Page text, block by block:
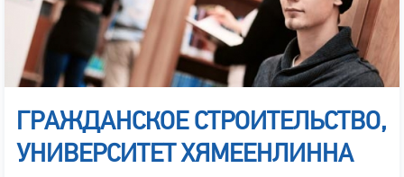
ГРАЖДАНСКОЕ СТРОИТЕЛЬСТВО,
УНИВЕРСИТЕТ ХЯМЕЕНЛИННА